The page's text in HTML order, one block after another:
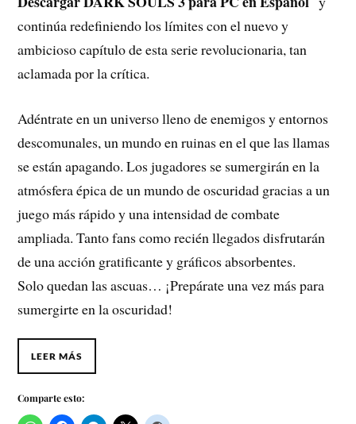
continúa redefiniendo los límites con el nuevo y
ambicioso capítulo de esta serie revolucionaria, tan
aclamada por la crítica.
Adéntrate en un universo lleno de enemigos y entornos
descomunales, un mundo en ruinas en el que las llamas
se están apagando. Los jugadores se sumergirán en la
atmósfera épica de un mundo de oscuridad gracias a un
juego más rápido y una intensidad de combate
ampliada. Tanto fans como recién llegados disfrutarán
de una acción gratificante y gráficos absorbentes.
Solo quedan las ascuas… ¡Prepárate una vez más para
sumergirte en la oscuridad!
LEER MÁS
Comparte esto: